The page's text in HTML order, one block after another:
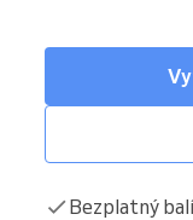
Bezplatný